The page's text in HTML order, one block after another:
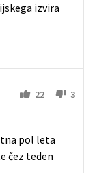
izvira
22 3
pol leta
čez teden